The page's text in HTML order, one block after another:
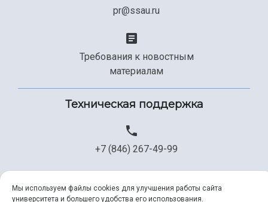
pr@ssau.ru
Требования к новостным
материалам
Техническая поддержка
+7 (846) 267-49-99
help@ssau.ru
Мы используем файлы cookies для улучшения работы сайта
университета и большего удобства его использования.